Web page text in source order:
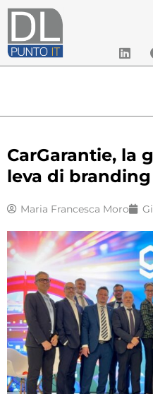
CarGarantie, la
leva di branding
Maria Francesca Moro